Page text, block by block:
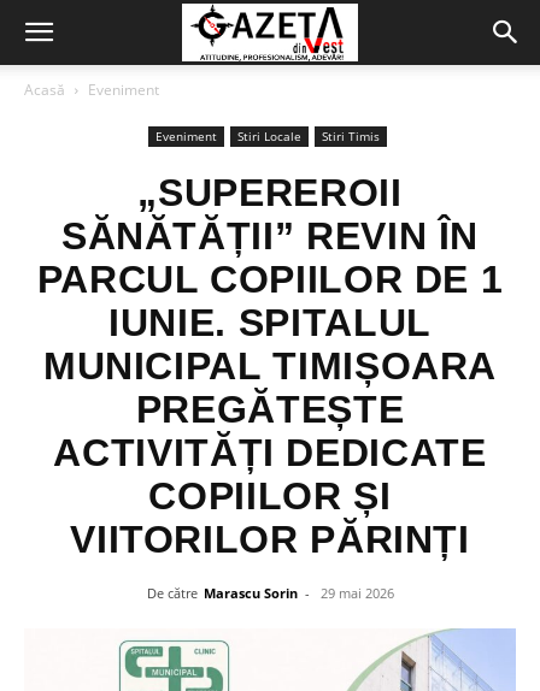
Acasă Eveniment
Eveniment Stiri Locale Stiri Timis
„SUPEREROII
SĂNĂTĂȚII” REVIN ÎN
PARCUL COPIILOR DE 1
IUNIE. SPITALUL
MUNICIPAL TIMIȘOARA
PREGĂTEȘTE
ACTIVITĂȚI DEDICATE
COPIILOR ȘI
VIITORILOR PĂRINȚI
De către Marascu Sorin - 29 mai 2026